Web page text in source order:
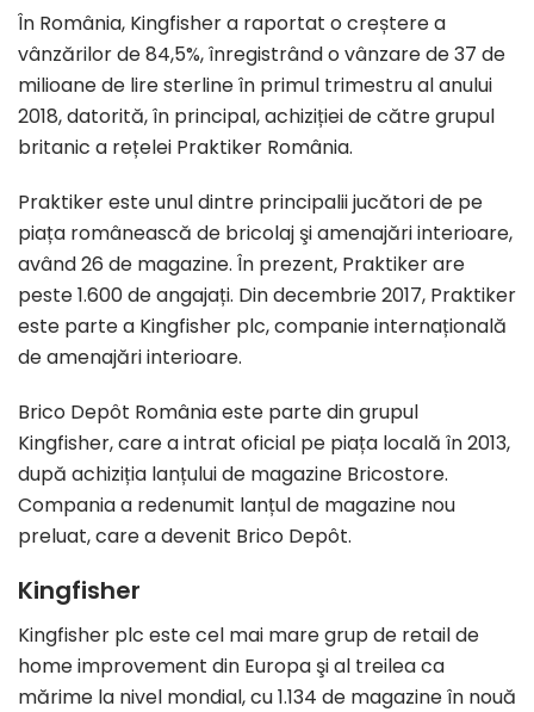
În România, Kingfisher a raportat o creștere a
vânzărilor de 84,5%, înregistrând o vânzare de 37 de
milioane de lire sterline în primul trimestru al anului
2018, datorită, în principal, achiziției de către grupul
britanic a rețelei Praktiker România.
Praktiker este unul dintre principalii jucători de pe
piața românească de bricolaj şi amenajări interioare,
având 26 de magazine. În prezent, Praktiker are
peste 1.600 de angajați. Din decembrie 2017, Praktiker
este parte a Kingfisher plc, companie internațională
de amenajări interioare.
Brico Depôt România este parte din grupul
Kingfisher, care a intrat oficial pe piața locală în 2013,
după achiziția lanțului de magazine Bricostore.
Compania a redenumit lanțul de magazine nou
preluat, care a devenit Brico Depôt.
Kingfisher
Kingfisher plc este cel mai mare grup de retail de
home improvement din Europa şi al treilea ca
mărime la nivel mondial, cu 1.134 de magazine în nouă